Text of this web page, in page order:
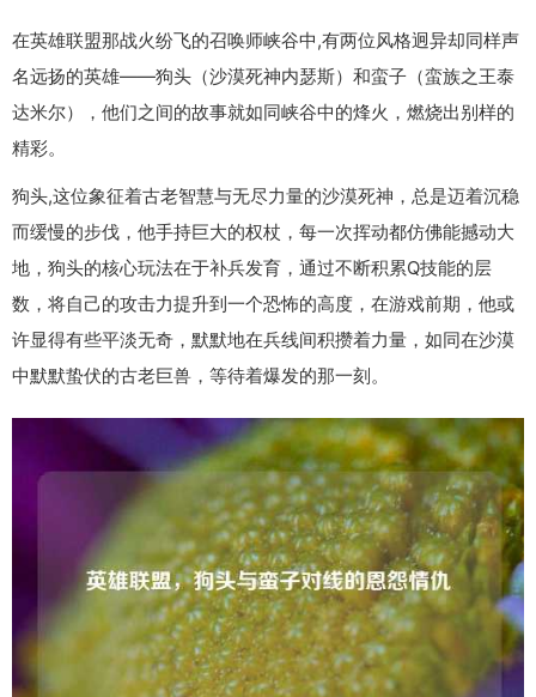
在英雄联盟那战火纷飞的召唤师峡谷中,有两位风格迥异却同样声
名远扬的英雄——狗头（沙漠死神内瑟斯）和蛮子（蛮族之王泰
达米尔），他们之间的故事就如同峡谷中的烽火，燃烧出别样的
精彩。
狗头,这位象征着古老智慧与无尽力量的沙漠死神，总是迈着沉稳
而缓慢的步伐，他手持巨大的权杖，每一次挥动都仿佛能撼动大
地，狗头的核心玩法在于补兵发育，通过不断积累Q技能的层
数，将自己的攻击力提升到一个恐怖的高度，在游戏前期，他或
许显得有些平淡无奇，默默地在兵线间积攒着力量，如同在沙漠
中默默蛰伏的古老巨兽，等待着爆发的那一刻。